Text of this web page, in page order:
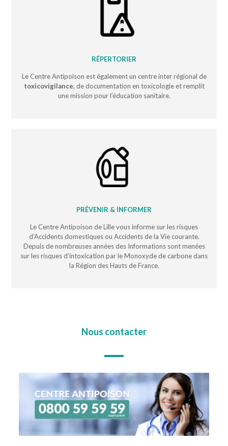
RÉPERTORIER
Le Centre Antipoison est également un centre inter régional de
toxicovigilance, de documentation en toxicologie et remplit
une mission pour l’éducation sanitaire.
PRÉVENIR & INFORMER
Le Centre Antipoison de Lille vous informe sur les risques
d’Accidents domestiques ou Accidents de la Vie courante.
Depuis de nombreuses années des Informations sont menées
sur les risques d’intoxication par le Monoxyde de carbone dans
la Région des Hauts de France.
Nous contacter